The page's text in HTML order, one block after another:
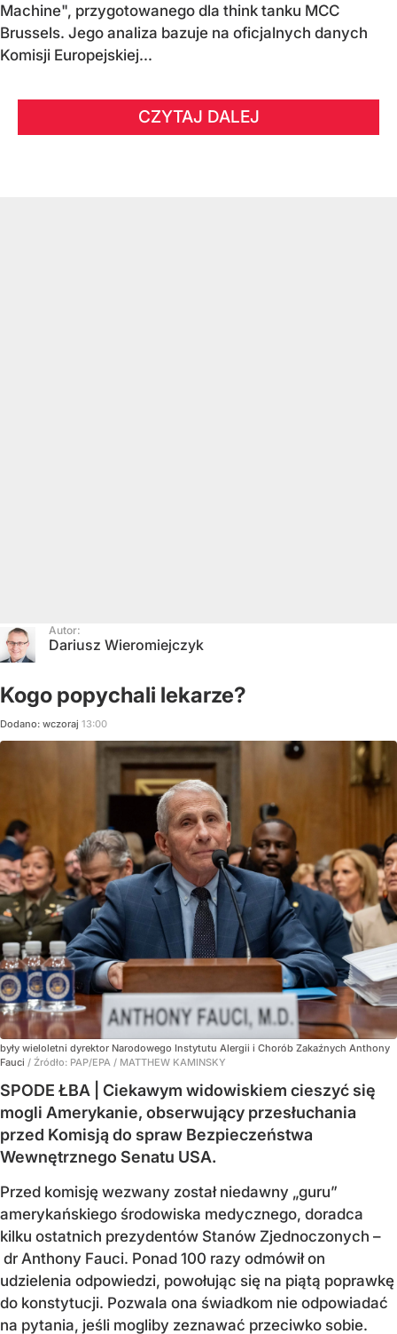
Machine", przygotowanego dla think tanku MCC
Brussels. Jego analiza bazuje na oficjalnych danych
Komisji Europejskiej...
CZYTAJ DALEJ
Autor:
Dariusz Wieromiejczyk
Kogo popychali lekarze?
Dodano: wczoraj 13:00
były wieloletni dyrektor Narodowego Instytutu Alergii i Chorób Zakaźnych Anthony
Fauci / Źródło: PAP/EPA / MATTHEW KAMINSKY
SPODE ŁBA | Ciekawym widowiskiem cieszyć się
mogli Amerykanie, obserwujący przesłuchania
przed Komisją do spraw Bezpieczeństwa
Wewnętrznego Senatu USA.
Przed komisję wezwany został niedawny „guru”
amerykańskiego środowiska medycznego, doradca
kilku ostatnich prezydentów Stanów Zjednoczonych –
dr Anthony Fauci. Ponad 100 razy odmówił on
udzielenia odpowiedzi, powołując się na piątą poprawkę
do konstytucji. Pozwala ona świadkom nie odpowiadać
na pytania, jeśli mogliby zeznawać przeciwko sobie.